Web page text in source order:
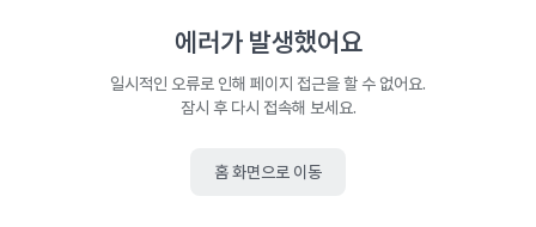
에러가 발생했어요
일시적인 오류로 인해 페이지 접근을 할 수 없어요.
잠시 후 다시 접속해 보세요.
홈 화면으로 이동